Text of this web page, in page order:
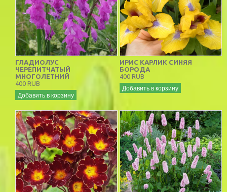
ГЛАДИОЛУС
ЧЕРЕПИТЧАТЫЙ
МНОГОЛЕТНИЙ
400 RUB
Добавить в корзину
ИРИС КАРЛИК СИНЯЯ
БОРОДА
400 RUB
Добавить в корзину